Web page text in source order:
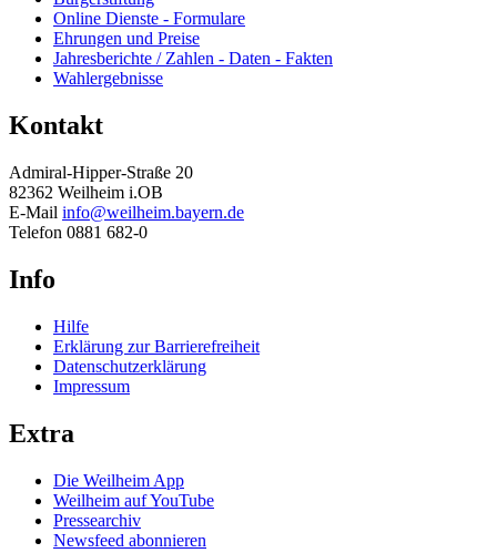
Online Dienste - Formulare
Ehrungen und Preise
Jahresberichte / Zahlen - Daten - Fakten
Wahlergebnisse
Kontakt
Admiral-Hipper-Straße 20
82362 Weilheim i.OB
E-Mail info@weilheim.bayern.de
Telefon 0881 682-0
Info
Hilfe
Erklärung zur Barrierefreiheit
Datenschutzerklärung
Impressum
Extra
Die Weilheim App
Weilheim auf YouTube
Pressearchiv
Newsfeed abonnieren